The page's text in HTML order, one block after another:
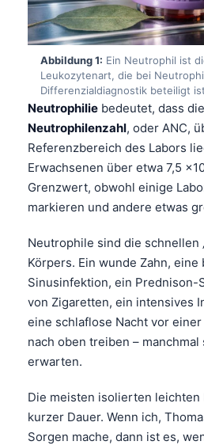
Abbildung 1: Ein Neutrophil ist
Leukozytenart, die bei
Differenzialdiagnostik beteiligt
Neutrophilie bedeutet, dass die
Neutrophilenzahl, oder ANC,
Referenzbereich des Labors
Erwachsenen über etwa 7,5
Grenzwert, obwohl einige
markieren und andere etwas
Neutrophile sind die schnellen
Körpers. Ein wunde Zahn, eine
Sinusinfektion, ein Prednison-
von Zigaretten, ein intensives
eine schlaflose Nacht vor
nach oben treiben –
erwarten.
Die meisten isolierten leichten
kurzer Dauer. Wenn ich,
Sorgen mache, dann ist es,